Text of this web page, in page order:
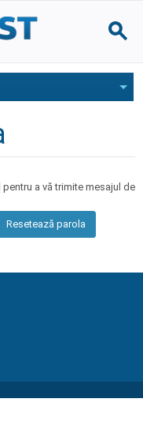
a vă trimite mesajul de
Resetează parola